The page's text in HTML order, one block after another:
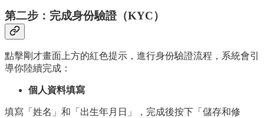
第二步：完成身份驗證（KYC）
點擊剛才畫面上方的紅色提示，進行身份驗證流程，系統會引
導你陸續完成：
個人資料填寫
填寫「姓名」和「出生年月日」，完成後按下「儲存和修